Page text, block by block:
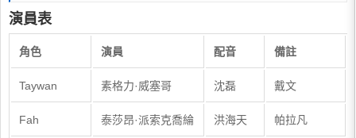
演員表
角色 演員 配音 備註
Taywan 素格力·威塞哥 沈磊 戴文
Fah 泰莎昂·派索克喬綸 洪海天 帕拉凡